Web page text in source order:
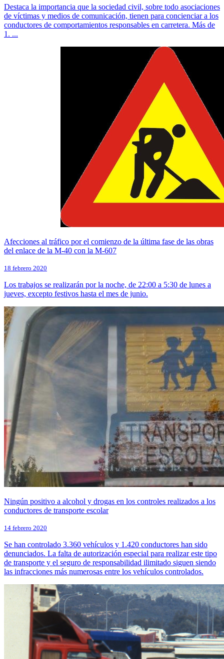
Destaca la importancia que la sociedad civil, sobre todo asociaciones
de víctimas y medios de comunicación, tienen para concienciar a los
conductores de comportamientos responsables en carretera. Más de
1. ...
Afecciones al tráfico por el comienzo de la última fase de las obras
del enlace de la M-40 con la M-607
18 febrero 2020
Los trabajos se realizarán por la noche, de 22:00 a 5:30 de lunes a
jueves, excepto festivos hasta el mes de junio.
Ningún positivo a alcohol y drogas en los controles realizados a los
conductores de transporte escolar
14 febrero 2020
Se han controlado 3.360 vehículos y 1.420 conductores han sido
denunciados. La falta de autorización especial para realizar este tipo
de transporte y el seguro de responsabilidad ilimitado siguen siendo
las infracciones más numerosas entre los vehículos controlados.